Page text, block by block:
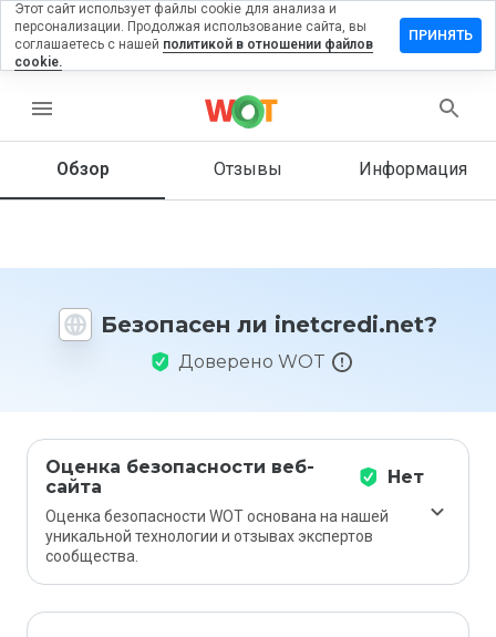
menu
Обзор Отзывы Информация
Безопасен ли inetcredi.net?
Доверено WOT
Оценка безопасности веб-
сайта
Нет
Оценка безопасности WOT основана на нашей
уникальной технологии и отзывах экспертов
сообщества.
на
Как бы
этот
1 до 5?
Этот сайт использует файлы cookie для анализа и
персонализации. Продолжая использование сайта, вы
соглашаетесь с нашей политикой в отношении файлов
cookie.
ПРИНЯТЬ